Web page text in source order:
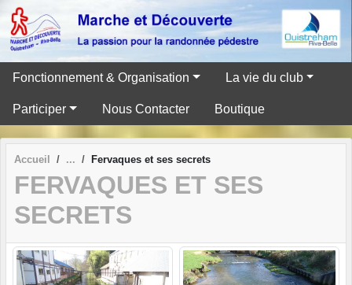
Fonctionnement & Organisation La vie du club
Participer Nous Contacter Boutique
Accueil Fervaques et ses secrets
FERVAQUES ET SES
SECRETS
Panneau de gestion des cookies